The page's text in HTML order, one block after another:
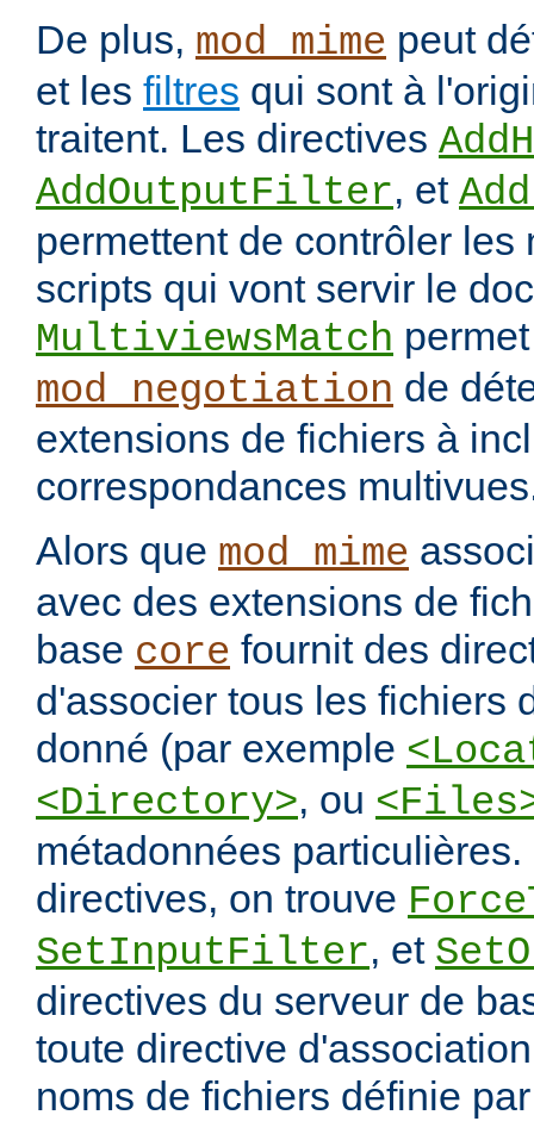
De plus, mod_mime peut
et les filtres qui sont à
traitent. Les directives
AddOutputFilter, et
permettent de contrôler les
scripts qui vont servir le
MultiviewsMatch
mod_negotiation de
extensions de fichiers à
correspondances
Alors que mod_mime
avec des extensions de
base core fournit des
d'associer tous les fichiers
donné (par exemple
<Directory>, ou
métadonnées
directives, on trouve
SetInputFilter, et
directives du serveur de
toute directive
noms de fichiers définie